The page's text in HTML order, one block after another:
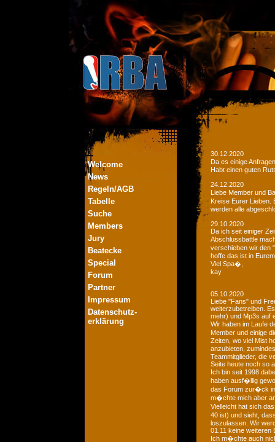
Welcome
News
Regeln/AGB
Tabelle
Suche
Members
Jury
Beatecke
Special
Forum
Partner
Impressum
Datenschutz-
erklärung
30.12.2020
Da es einige
Habt einen guten
24.12.2020
Liebe Member und
Kreise Eurer Lieben.
werden alle
29.10.2020
Da ich seit einiger
Abschlussbattle
verschieben wir den
hoffe das ist in
Viel Spa�,
kay
05.10.2020
Liebe "Fans" und
weiterzubetreiben.
mehr) und Mp3s auf
Wir haben im Laufe
Member und einige
Zeiten, wo viel Mist
anzubieten,
Teammitglieder, die
Seite heute noch so
Ich bin seit 1998
haben ausf�llig
das Forum zur�ck
m�chte mich aber
Vielleicht hat sich
40 ist) und sieht,
loszulassen. Wir
01.11 keine weiteren
Ich m�chte auch